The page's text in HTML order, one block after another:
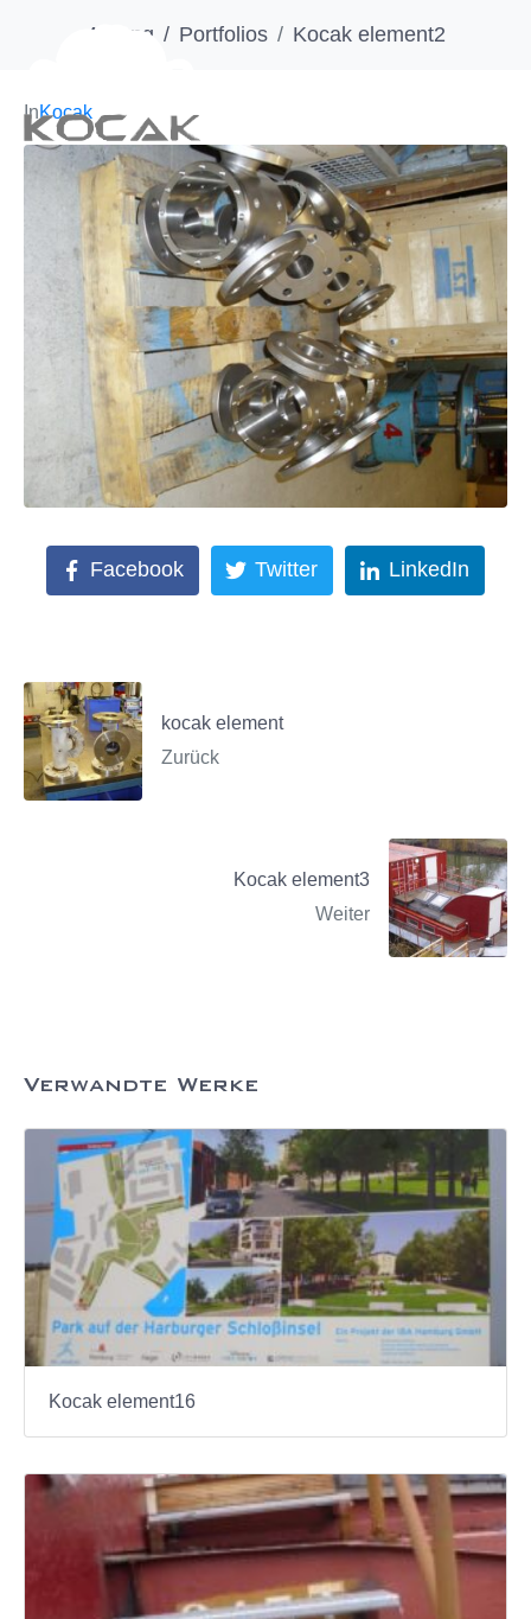
Anfang Portfolios Kocak element2
InKocak
Facebook Twitter LinkedIn
kocak element
Zurück
Kocak element3
Weiter
Verwandte Werke
Kocak element16